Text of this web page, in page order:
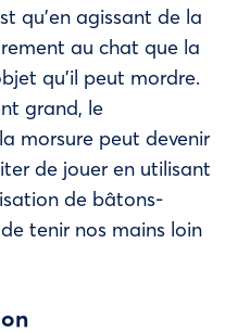
qu’en agissant de la
au chat que la
qu’il peut mordre.
grand, le
morsure peut devenir
de jouer en utilisant
de bâtons-
tenir nos mains loin